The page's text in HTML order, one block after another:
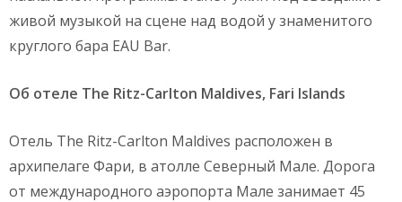
живой музыкой на сцене над водой у знаменитого
круглого бара EAU Bar.
Об отеле The Ritz-Carlton Maldives, Fari Islands
Отель The Ritz-Carlton Maldives расположен в
архипелаге Фари, в атолле Северный Мале. Дорога
от международного аэропорта Мале занимает 45